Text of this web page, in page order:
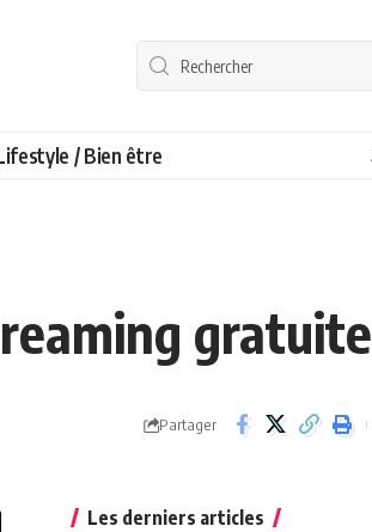
/ Bien être
gratuite
Partager
Les derniers articles